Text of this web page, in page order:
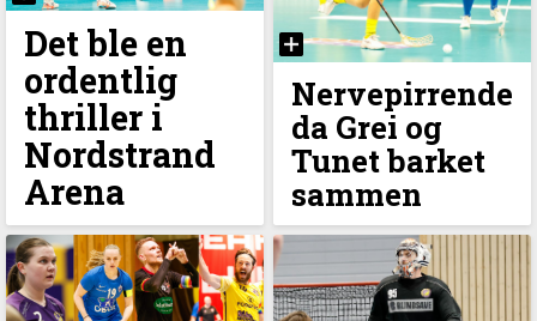
Det ble en
ordentlig
thriller i
Nordstrand
Arena
Nervepirrende
da Grei og
Tunet barket
sammen